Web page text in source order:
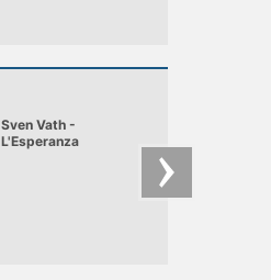
Sven Vath -
L'Esperanza